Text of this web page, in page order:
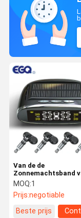
Van de de
Zonnemachtsband
2,70 Duim Digitale
Tpms de Drukmonitor
MOQ:1
Prijs:negotiable
Beste prijs